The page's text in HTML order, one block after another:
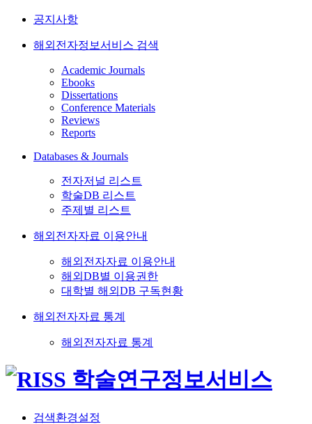
공지사항
해외전자정보서비스 검색
Academic Journals
Ebooks
Dissertations
Conference Materials
Reviews
Reports
Databases & Journals
전자저널 리스트
학술DB 리스트
주제별 리스트
해외전자자료 이용안내
해외전자자료 이용안내
해외DB별 이용권한
대학별 해외DB 구독현황
해외전자자료 통계
해외전자자료 통계
검색환경설정